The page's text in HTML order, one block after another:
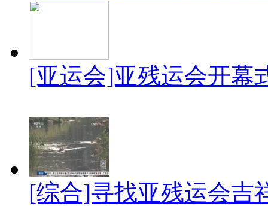
[亚运会]亚残运会开幕
[综合]寻找亚残运会